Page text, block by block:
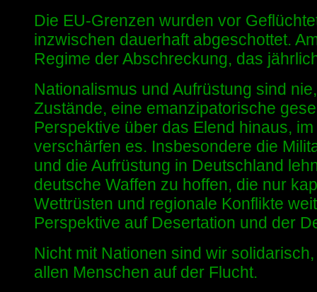
Die EU-Grenzen wurden vor
inzwischen dauerhaft abgeschottet.
Regime der Abschreckung, das
Nationalismus und Aufrüstung sind
Zustände, eine emanzipatorische
Perspektive über das Elend hinaus,
verschärfen es. Insbesondere die
und die Aufrüstung in Deutschland
deutsche Waffen zu hoffen, die nur
Wettrüsten und regionale Konflikte
Perspektive auf Desertation und der
Nicht mit Nationen sind wir
allen Menschen auf der Flucht.